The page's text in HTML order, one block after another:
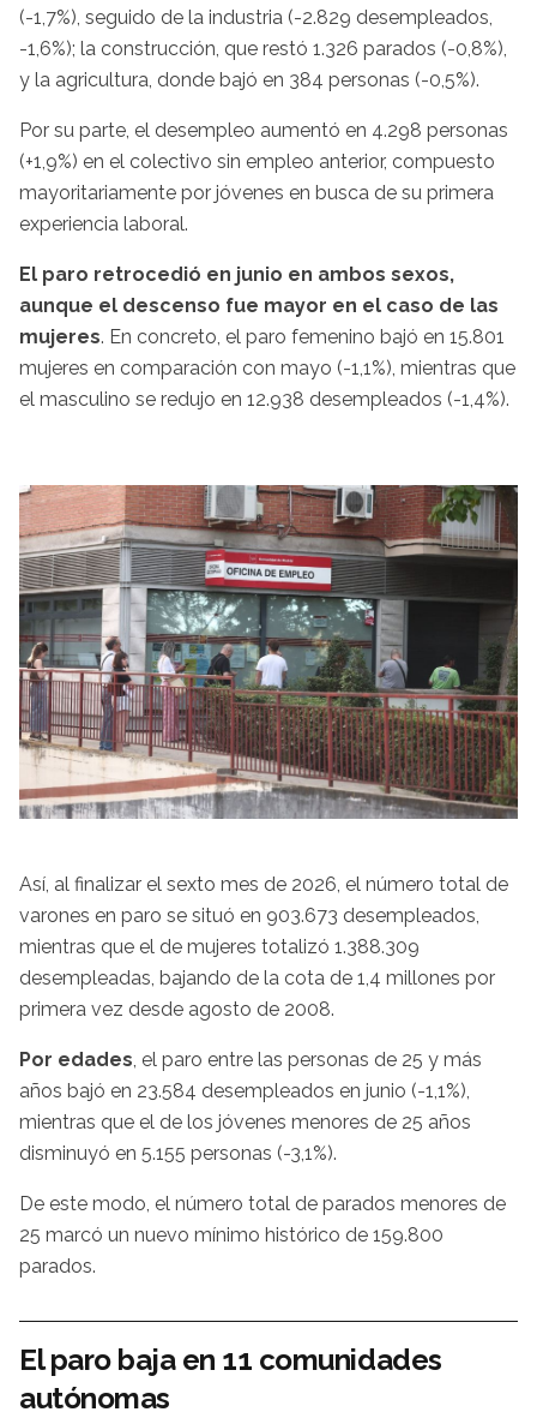
(-1,7%), seguido de la industria (-2.829 desempleados,
-1,6%); la construcción, que restó 1.326 parados (-0,8%),
y la agricultura, donde bajó en 384 personas (-0,5%).
Por su parte, el desempleo aumentó en 4.298 personas
(+1,9%) en el colectivo sin empleo anterior, compuesto
mayoritariamente por jóvenes en busca de su primera
experiencia laboral.
El paro retrocedió en junio en ambos sexos,
aunque el descenso fue mayor en el caso de las
mujeres. En concreto, el paro femenino bajó en 15.801
mujeres en comparación con mayo (-1,1%), mientras que
el masculino se redujo en 12.938 desempleados (-1,4%).
Así, al finalizar el sexto mes de 2026, el número total de
varones en paro se situó en 903.673 desempleados,
mientras que el de mujeres totalizó 1.388.309
desempleadas, bajando de la cota de 1,4 millones por
primera vez desde agosto de 2008.
Por edades, el paro entre las personas de 25 y más
años bajó en 23.584 desempleados en junio (-1,1%),
mientras que el de los jóvenes menores de 25 años
disminuyó en 5.155 personas (-3,1%).
De este modo, el número total de parados menores de
25 marcó un nuevo mínimo histórico de 159.800
parados.
El paro baja en 11 comunidades
autónomas